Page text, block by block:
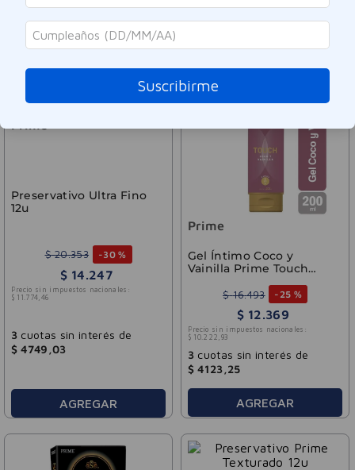
Preservativo Ultra Fino
12u
$ 20.353 -30 %
$ 14.247
Precio sin impuestos nacionales:
$ 11 774 46
3 cuotas sin interés de
$ 4749 ,03
AGREGAR
Prime
Gel Íntimo Coco y
Vainilla Prime Touch
$ 16.493 - 25 %
$ 12.369
Precio sin impuestos nacionales:
$ 10.222 , 93
3 cuotas sin interés de
$ 4123,25
AGREGAR
Suscribirme